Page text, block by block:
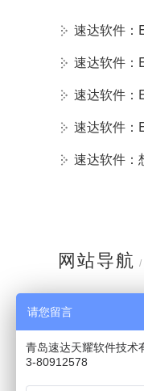
速达软件：
速达软件：
速达软件：
速达软件：
速达软件：
网站导航 /
首页
应用案例
新闻中心
请您留言
青岛速达天耀软件技术
3-80912578